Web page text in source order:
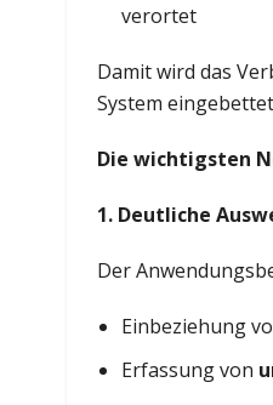
verortet
Damit wird das
System
Die wichtigsten
1. Deutliche
Der
Einbeziehung
Erfassung von